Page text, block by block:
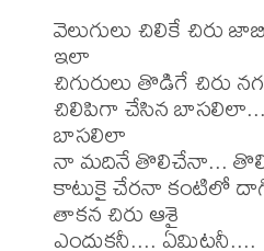
వెలుగులు చిలికే చిరు
ఇలా
చిగురులు తొడిగే చిరు
చిలిపిగా చేసిన
బాసలిలా
నా మదినే తొలిచేనా...
కాటుకై చేరనా కంటిలో
తాకన చిరు ఆశై
ఎందుకనీ.... ఏమిటనీ....